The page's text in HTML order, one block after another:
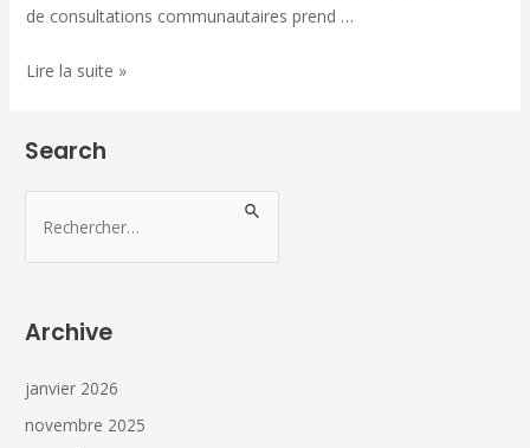
de consultations communautaires prend …
Lire la suite »
Search
Archive
janvier 2026
novembre 2025